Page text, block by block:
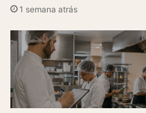
1 semana atrás